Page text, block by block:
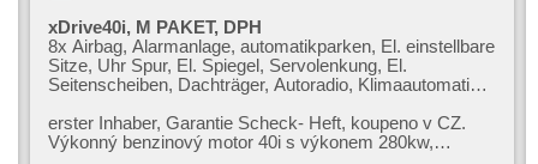
xDrive40i, M PAKET, DPH
8x Airbag, Alarmanlage, automatikparken, El. einstellbare
Sitze, Uhr Spur, El. Spiegel, Servolenkung, El.
Seitenscheiben, Dachträger, Autoradio, Klimaautomatik,
Zentralverriegelung, Bordcomputer, El. Klappspiegel,
Elektronisches Stabilitätsprogramm (ESP), Fahrgestell
erster Inhaber,​ Garantie Scheck​- Heft,​ koupeno v CZ.
Výkonný benzinový motor 40i s výkonem 280kw,​